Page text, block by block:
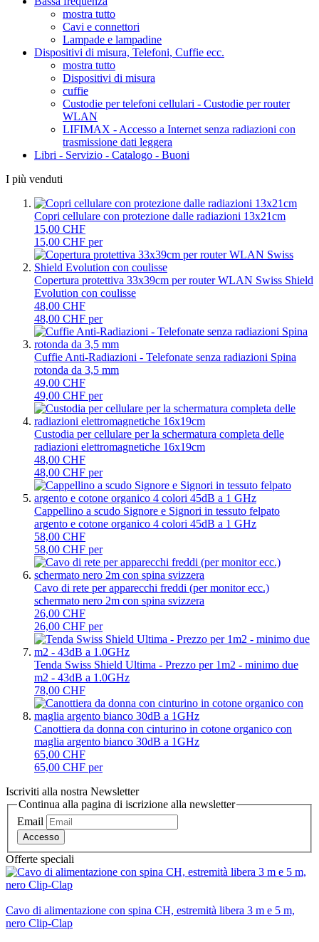
mostra tutto
Cavi e connettori
Lampade e lampadine
Dispositivi di misura, Telefoni, Cuffie ecc.
mostra tutto
Dispositivi di misura
cuffie
Custodie per telefoni cellulari - Custodie per router
WLAN
LIFIMAX - Accesso a Internet senza radiazioni con
trasmissione dati leggera
Libri - Servizio - Catalogo - Buoni
I più venduti
Copri cellulare con protezione dalle radiazioni 13x21cm
15,00 CHF
15,00 CHF per
Copertura protettiva 33x39cm per router WLAN Swiss Shield
Evolution con coulisse
48,00 CHF
48,00 CHF per
Cuffie Anti-Radiazioni - Telefonate senza radiazioni Spina
rotonda da 3,5 mm
49,00 CHF
49,00 CHF per
Custodia per cellulare per la schermatura completa delle
radiazioni elettromagnetiche 16x19cm
48,00 CHF
48,00 CHF per
Cappellino a scudo Signore e Signori in tessuto felpato
argento e cotone organico 4 colori 45dB a 1 GHz
58,00 CHF
58,00 CHF per
Cavo di rete per apparecchi freddi (per monitor ecc.)
schermato nero 2m con spina svizzera
26,00 CHF
26,00 CHF per
Tenda Swiss Shield Ultima - Prezzo per 1m2 - minimo due
m2 - 43dB a 1.0GHz
78,00 CHF
Canottiera da donna con cinturino in cotone organico con
maglia argento bianco 30dB a 1GHz
65,00 CHF
65,00 CHF per
Iscriviti alla nostra Newsletter
Continua alla pagina di iscrizione alla newsletter
Email
Accesso
Offerte speciali
Cavo di alimentazione con spina CH, estremità libera 3 m e 5 m,
nero Clip-Clap